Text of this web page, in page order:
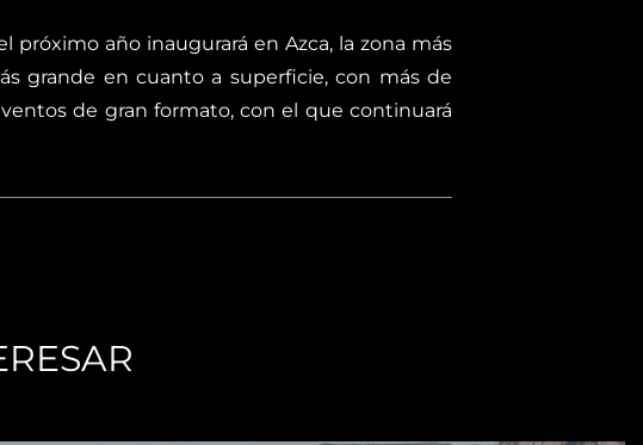
próximo año inaugurará en Azca, la zona más
grande en cuanto a superficie, con más de
de gran formato, con el que continuará